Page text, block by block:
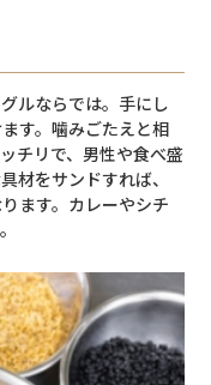
ルならでは。手にし
す。噛みごたえと相
チリで、男性や食べ盛
材をサンドすれば、
ます。カレーやシチ